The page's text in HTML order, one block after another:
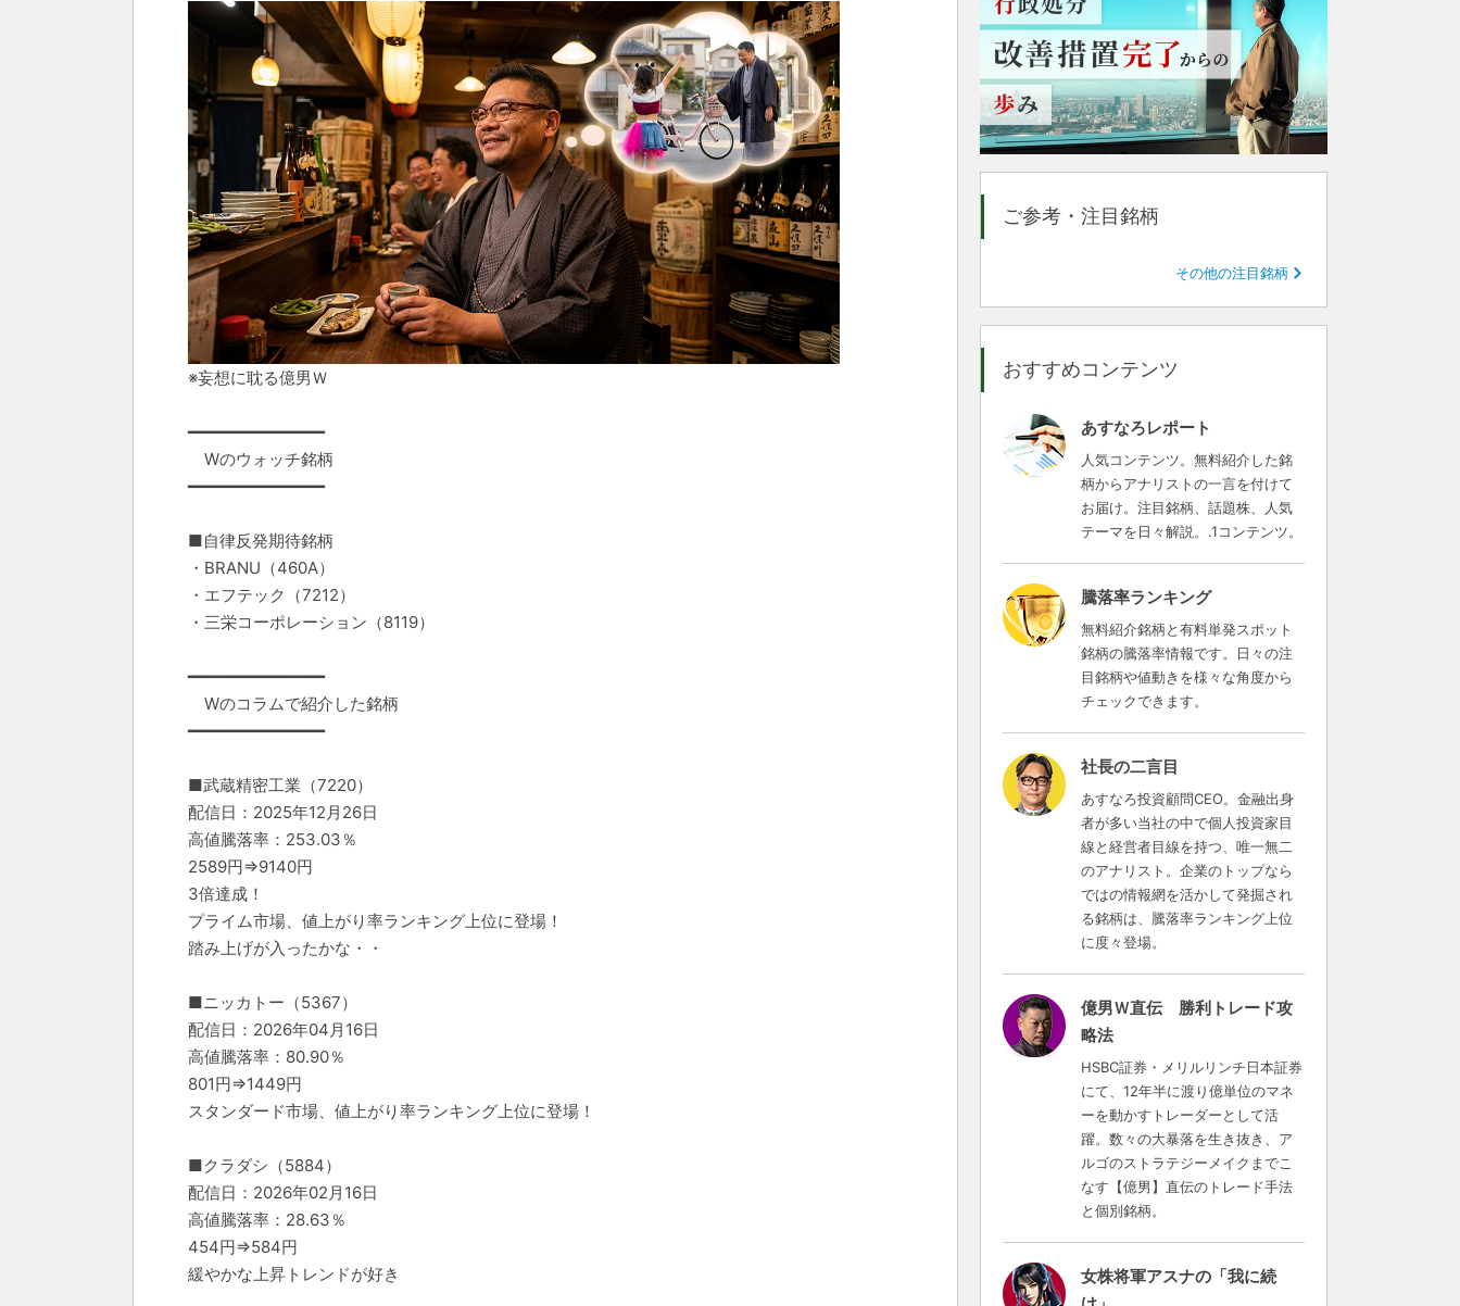
※妄想に耽る億男Ｗ
━━━━━━━━━━━━━━
Wのウォッチ銘柄
━━━━━━━━━━━━━━
■自律反発期待銘柄
・BRANU（460A）
・エフテック（7212）
・三栄コーポレーション（8119）
━━━━━━━━━━━━━━
Wのコラムで紹介した銘柄
━━━━━━━━━━━━━━
■武蔵精密工業（7220）
配信日：2025年12月26日
高値騰落率：253.03％
2589円⇒9140円
3倍達成！
プライム市場、値上がり率ランキング上位に登場！
踏み上げが入ったかな・・
■ニッカトー（5367）
配信日：2026年04月16日
高値騰落率：80.90％
801円⇒1449円
スタンダード市場、値上がり率ランキング上位に登場！
■クラダシ（5884）
配信日：2026年02月16日
高値騰落率：28.63％
454円⇒584円
緩やかな上昇トレンドが好き
ご参考・注目銘柄
その他の注目銘柄
おすすめコンテンツ
あすなろレポート
人気コンテンツ。無料紹介した銘
柄からアナリストの一言を付けて
お届け。注目銘柄、話題株、人気
テーマを日々解説。.1コンテンツ。
騰落率ランキング
無料紹介銘柄と有料単発スポット
銘柄の騰落率情報です。日々の注
目銘柄や値動きを様々な角度から
チェックできます。
社長の二言目
あすなろ投資顧問CEO。金融出身
者が多い当社の中で個人投資家目
線と経営者目線を持つ、唯一無二
のアナリスト。企業のトップなら
ではの情報網を活かして発掘され
る銘柄は、騰落率ランキング上位
に度々登場。
億男Ｗ直伝 勝利トレード攻
略法
HSBC証券・メリルリンチ日本証券
にて、12年半に渡り億単位のマネ
ーを動かすトレーダーとして活
躍。数々の大暴落を生き抜き、ア
ルゴのストラテジーメイクまでこ
なす【億男】直伝のトレード手法
と個別銘柄。
女株将軍アスナの「我に続